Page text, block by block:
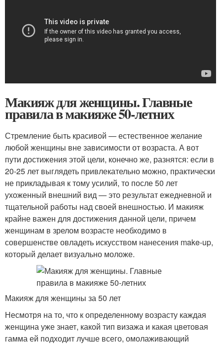
Макияж для женщины. Главные
правила в макияже 50-летних
Стремление быть красивой — естественное желание
любой женщины вне зависимости от возраста. А вот
пути достижения этой цели, конечно же, разнятся: если в
20-25 лет выглядеть привлекательно можно, практически
не прикладывая к тому усилий, то после 50 лет
ухоженный внешний вид — это результат ежедневной и
тщательной работы над своей внешностью. И макияж
крайне важен для достижения данной цели, причем
женщинам в зрелом возрасте необходимо в
совершенстве овладеть искусством нанесения make-up,
который делает визуально моложе.
Макияж для женщины за 50 лет
Несмотря на то, что к определенному возрасту каждая
женщина уже знает, какой тип визажа и какая цветовая
гамма ей подходит лучше всего, омолаживающий